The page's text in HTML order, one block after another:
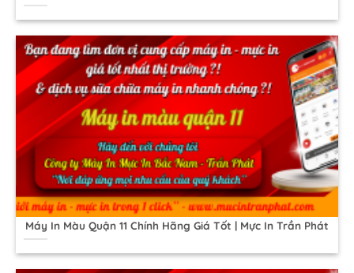
Máy In Màu Quận 11 Chính Hãng Giá Tốt | Mực In Trần Phát